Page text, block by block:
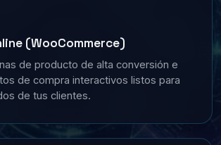
(WooCommerce)
de producto de alta conversión e
de compra interactivos listos para
de tus clientes.